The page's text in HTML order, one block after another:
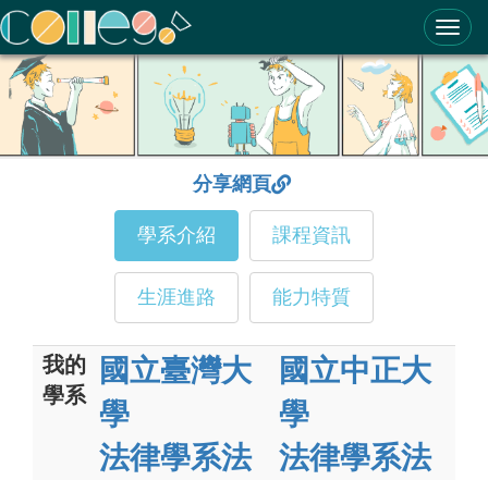
ColleGo! 大學選才與高中育才輔助系統
分享網頁
學系介紹 課程資訊
生涯進路 能力特質
我的
學系
國立臺灣大
學
法律學系法
國立中正大
學
法律學系法